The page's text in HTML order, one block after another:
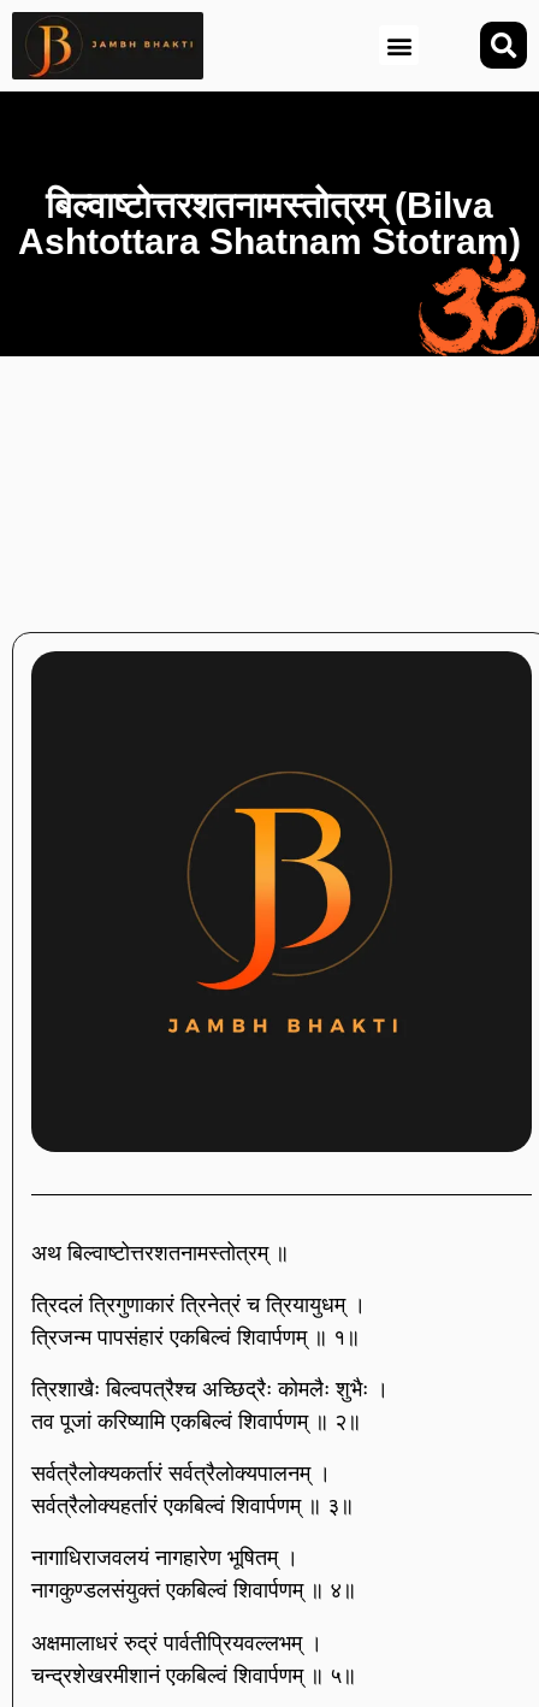
बिल्वाष्टोत्तरशतनामस्तोत्रम् (Bilva
Ashtottara Shatnam Stotram)
अथ बिल्वाष्टोत्तरशतनामस्तोत्रम् ॥
त्रिदलं त्रिगुणाकारं त्रिनेत्रं च त्रियायुधम् ।
त्रिजन्म पापसंहारं एकबिल्वं शिवार्पणम् ॥ १॥
त्रिशाखैः बिल्वपत्रैश्च अच्छिद्रैः कोमलैः शुभैः ।
तव पूजां करिष्यामि एकबिल्वं शिवार्पणम् ॥ २॥
सर्वत्रैलोक्यकर्तारं सर्वत्रैलोक्यपालनम् ।
सर्वत्रैलोक्यहर्तारं एकबिल्वं शिवार्पणम् ॥ ३॥
नागाधिराजवलयं नागहारेण भूषितम् ।
नागकुण्डलसंयुक्तं एकबिल्वं शिवार्पणम् ॥ ४॥
अक्षमालाधरं रुद्रं पार्वतीप्रियवल्लभम् ।
चन्द्रशेखरमीशानं एकबिल्वं शिवार्पणम् ॥ ५॥